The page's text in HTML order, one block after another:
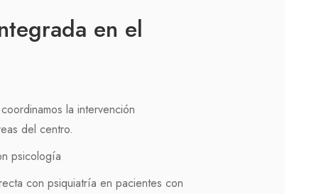
en el
la intervención
del centro.
psicología
con psiquiatría en pacientes con